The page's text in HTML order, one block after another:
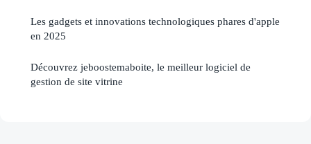
Les gadgets et innovations technologiques phares d'apple
en 2025
Découvrez jeboostemaboite, le meilleur logiciel de
gestion de site vitrine